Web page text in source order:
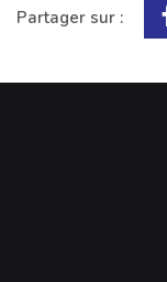
Partager sur :